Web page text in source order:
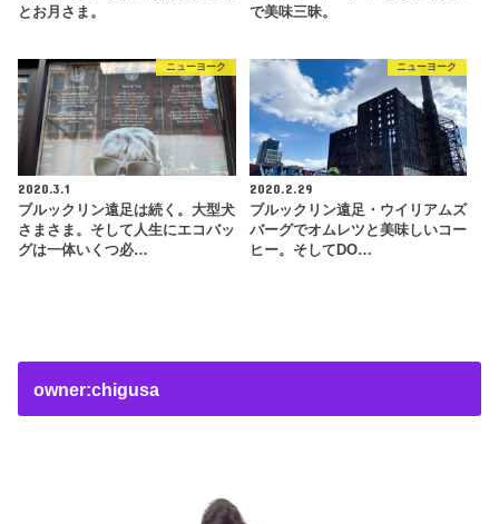
とお月さま。
で美味三昧。
ニューヨーク
2020.3.1
ブルックリン遠足は続く。大型犬
さまさま。そして人生にエコバッ
グは一体いくつ必…
ニューヨーク
2020.2.29
ブルックリン遠足・ウイリアムズ
バーグでオムレツと美味しいコー
ヒー。そしてDO…
owner:chigusa